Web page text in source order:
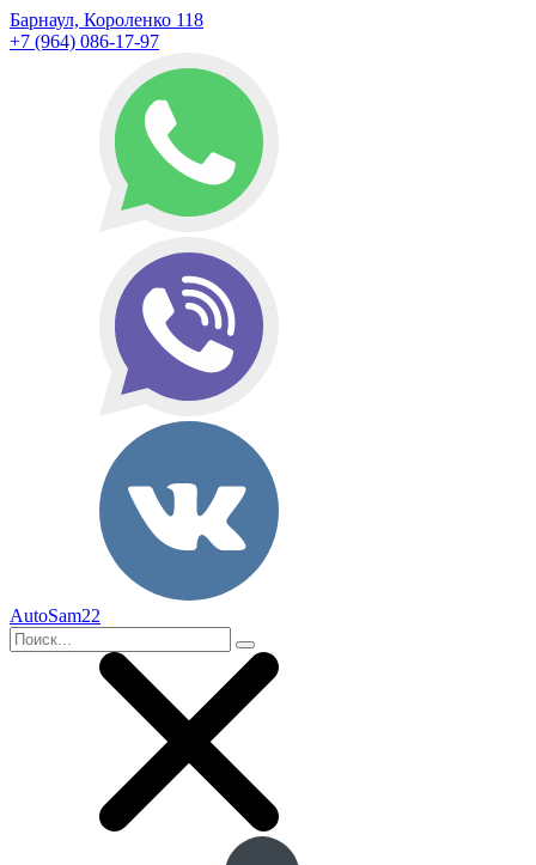
Барнаул, Короленко 118
+7 (964) 086-17-97
AutoSam22